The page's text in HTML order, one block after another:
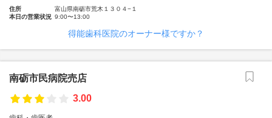
住所
富山県南砺市荒木１３０４−１
本日の営業状況 9:00〜13:00
得能歯科医院のオーナー様ですか？
南砺市民病院売店
3.00